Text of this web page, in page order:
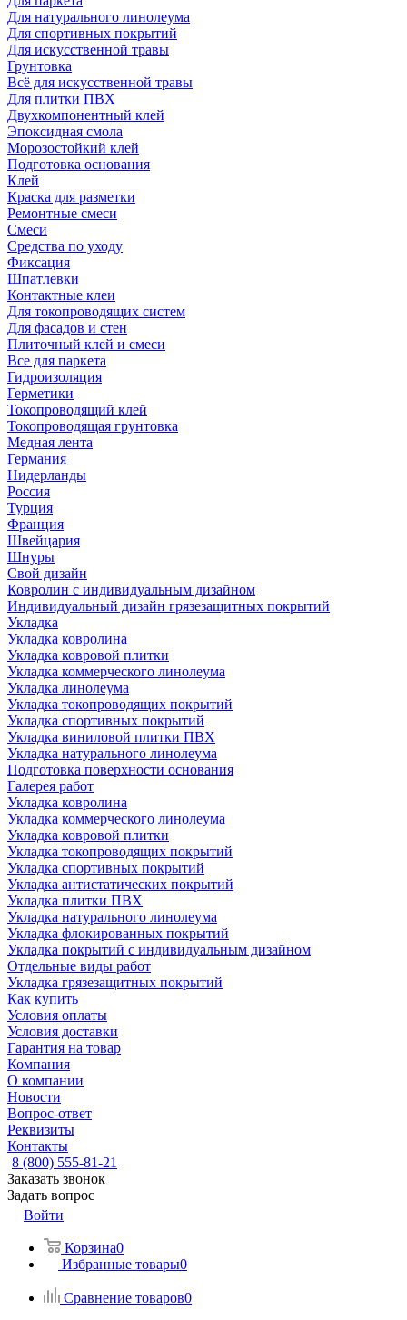
Для натурального линолеума
Для спортивных покрытий
Для искусственной травы
Грунтовка
Всё для искусственной травы
Для плитки ПВХ
Двухкомпонентный клей
Эпоксидная смола
Морозостойкий клей
Подготовка основания
Клей
Краска для разметки
Ремонтные смеси
Смеси
Средства по уходу
Фиксация
Шпатлевки
Контактные клеи
Для токопроводящих систем
Для фасадов и стен
Плиточный клей и смеси
Все для паркета
Гидроизоляция
Герметики
Токопроводящий клей
Токопроводящая грунтовка
Медная лента
Германия
Нидерланды
Россия
Турция
Франция
Швейцария
Шнуры
Свой дизайн
Ковролин с индивидуальным дизайном
Индивидуальный дизайн грязезащитных покрытий
Укладка
Укладка ковролина
Укладка ковровой плитки
Укладка коммерческого линолеума
Укладка линолеума
Укладка токопроводящих покрытий
Укладка спортивных покрытий
Укладка виниловой плитки ПВХ
Укладка натурального линолеума
Подготовка поверхности основания
Галерея работ
Укладка ковролина
Укладка коммерческого линолеума
Укладка ковровой плитки
Укладка токопроводящих покрытий
Укладка спортивных покрытий
Укладка антистатических покрытий
Укладка плитки ПВХ
Укладка натурального линолеума
Укладка флокированных покрытий
Укладка покрытий с индивидуальным дизайном
Отдельные виды работ
Укладка грязезащитных покрытий
Как купить
Условия оплаты
Условия доставки
Гарантия на товар
Компания
О компании
Новости
Вопрос-ответ
Реквизиты
Контакты
8 (800) 555-81-21
Заказать звонок
Задать вопрос
Войти
Корзина0
Избранные товары0
Сравнение товаров0